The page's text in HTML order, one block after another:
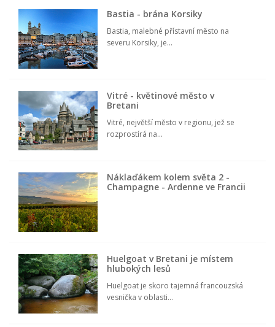
Bastia - brána Korsiky
Bastia, malebné přístavní město na
severu Korsiky, je...
Vitré - květinové město v
Bretani
Vitré, největší město v regionu, jež se
rozprostírá na...
Náklaďákem kolem světa 2 -
Champagne - Ardenne ve Francii
Huelgoat v Bretani je místem
hlubokých lesů
Huelgoat je skoro tajemná francouzská
vesnička v oblasti...